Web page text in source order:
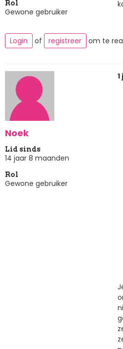
Rol
Gewone gebruiker
Login of registreer om te
Noek
Lid sinds
14 jaar 8 maanden
Rol
Gewone gebruiker